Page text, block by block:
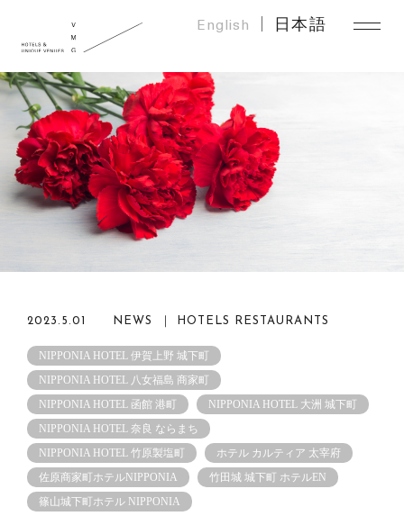
English 日本語
2023.5.01 NEWS ｜ HOTELS RESTAURANTS
NIPPONIA HOTEL 伊賀上野 城下町
NIPPONIA HOTEL 八女福島 商家町
NIPPONIA HOTEL 函館 港町
NIPPONIA HOTEL 大洲 城下町
NIPPONIA HOTEL 奈良 ならまち
NIPPONIA HOTEL 竹原製塩町
ホテル カルティア 太宰府
佐原商家町ホテルNIPPONIA
竹田城 城下町 ホテルEN
篠⼭城下町ホテル NIPPONIA